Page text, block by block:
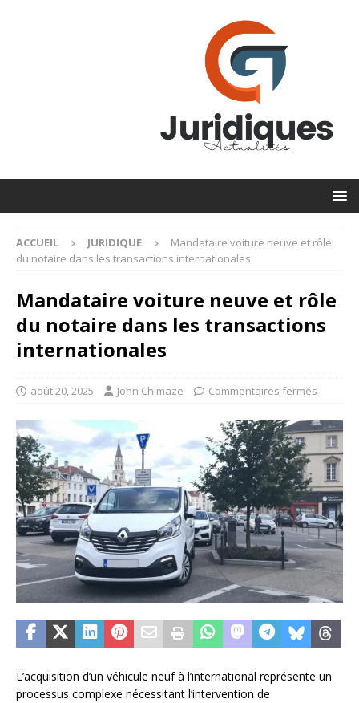
ACCUEIL JURIDIQUE
Mandataire voiture neuve et rôle
du notaire dans les transactions internationales
Mandataire voiture neuve et rôle
du notaire dans les transactions
internationales
août 20, 2025 John Chimaze Commentaires fermés
L’acquisition d’un véhicule neuf à l’international représente un
processus complexe nécessitant l’intervention de